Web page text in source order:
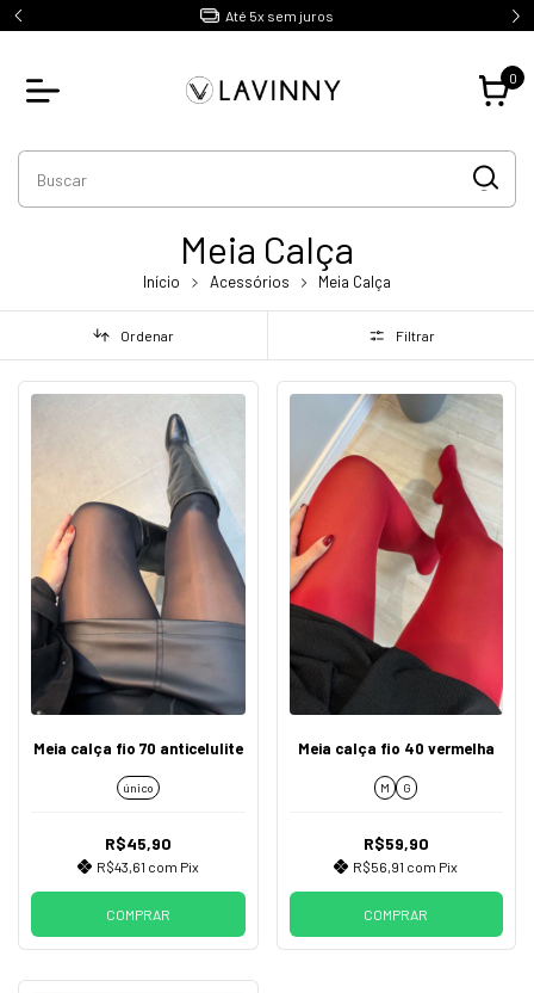
Até 5x sem juros
0
Meia Calça
Início Acessórios Meia Calça
Ordenar Filtrar
Meia calça fio 70 anticelulite
único
R$45,90
R$43,61 com Pix
COMPRAR
Meia calça fio 40 vermelha
M G
R$59,90
R$56,91 com Pix
COMPRAR